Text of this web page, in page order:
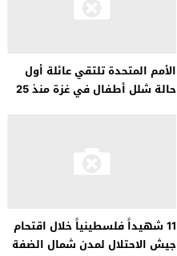
الأمم المتحدة تلتقي عائلة أول
حالة شلل أطفال في غزة منذ 25
11 شهيداً فلسطينياً خلال اقتحام
جيش الاحتلال لمدن شمال الضفة